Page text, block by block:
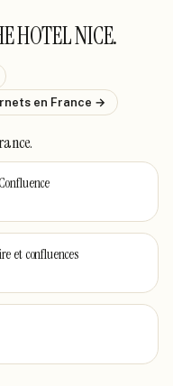
HOTEL NICE.
en France →
.
et confluences